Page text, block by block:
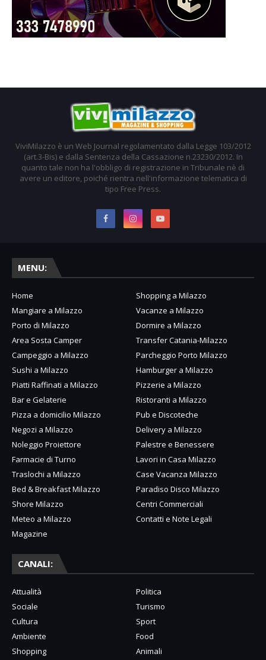
ViviMilazzo è un Web Journal regolamentato dalla Legge 103/2012
(art.3-Bis) e dalla Sentenza della Cassazione n.23230/2012. In
quanto tale non ha l'obbligo di registrazione in Tribunale nè di
avere un editore, poiché rientra nell'informazione telematica di
tipo Free Press.
MENU:
Home
Shopping a Milazzo
Mangiare a Milazzo
Vacanze a Milazzo
Porto di Milazzo
Dormire a Milazzo
Area Sosta Camper
Transfer Catania-Milazzo
Campeggio a Milazzo
Parcheggio Porto Milazzo
Sushi a Milazzo
Hamburger a Milazzo
Piatti Raffinati a Milazzo
Pizzerie a Milazzo
Bar e Gelaterie
Ristoranti a Milazzo
Pizza a domicilio Milazzo
Pub e Discoteche
Negozi a Milazzo
Delivery a Milazzo
Noleggio Proiettore
Palestre e Benessere
Farmacie di Turno
Lavori in Casa Milazzo
Traslochi a Milazzo
Case Vacanza Milazzo
Bed & Breakfast Milazzo
Paradiso Disco Milazzo
Shore Milazzo
Centri Commerciali
Meteo a Milazzo
Contatti e Note Legali
Magazine
CANALI:
Attualità
Politica
Sociale
Turismo
Cultura
Sport
Ambiente
Food
Shopping
Animali